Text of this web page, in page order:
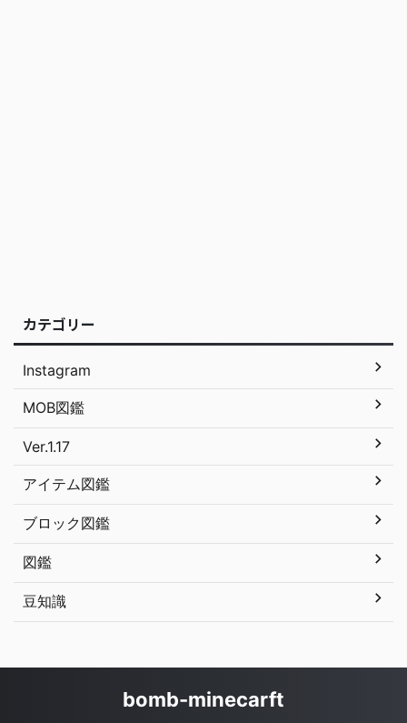
カテゴリー
Instagram
MOB図鑑
Ver.1.17
アイテム図鑑
ブロック図鑑
図鑑
豆知識
bomb-minecarft